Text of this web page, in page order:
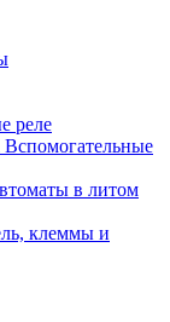
реле
Вспомогательные
в литом
клеммы и